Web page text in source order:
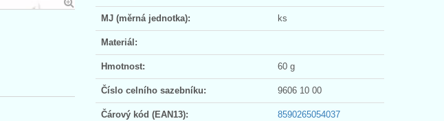
MJ (měrná jednotka): ks
Materiál:
Hmotnost: 60 g
Číslo celního sazebníku: 9606 10 00
Čárový kód (EAN13): 8590265054037